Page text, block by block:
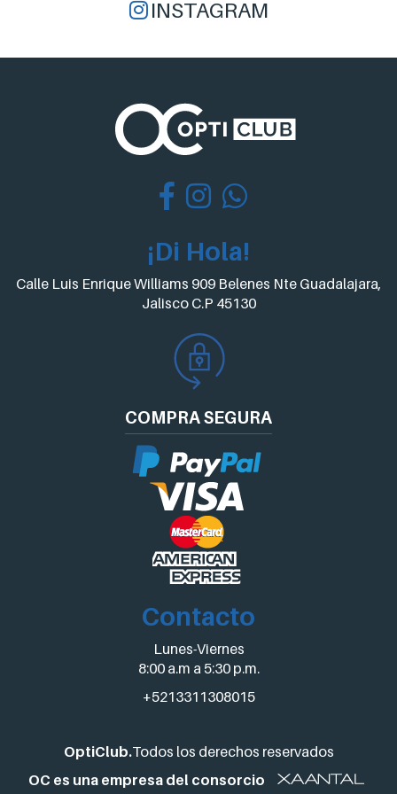
INSTAGRAM
¡Di Hola!
Calle Luis Enrique Williams 909 Belenes Nte Guadalajara,
Jalisco C.P 45130
COMPRASEGURA
Contacto
Lunes-Viernes
8:00 a.m a 5:30 p.m.
+5213311308015
OptiClub.Todos los derechos reservados
OC es una empresa del consorcio